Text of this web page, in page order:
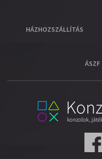
HÁZHOZSZÁLLÍTÁS
ÁSZF